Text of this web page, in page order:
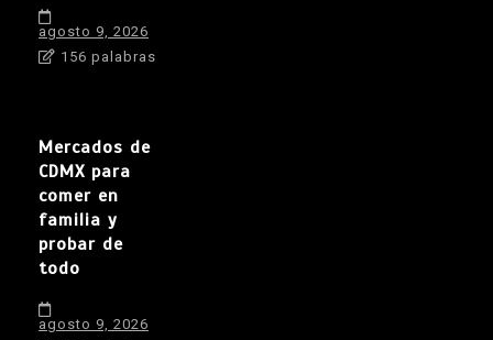
agosto 9, 2026
156 palabras
Mercados de
CDMX para
comer en
familia y
probar de
todo
agosto 9, 2026